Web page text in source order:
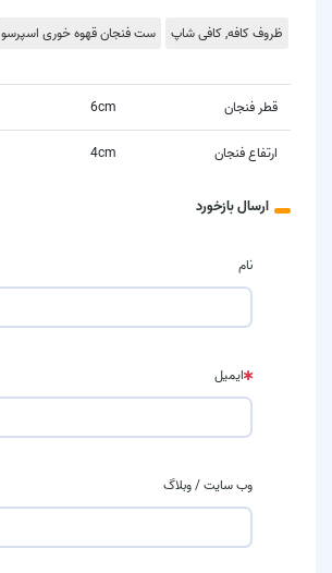
ظروف کافه, کافی شاپ ست فنجان قهوه خوری اسپرسو
قطر فنجان 6cm
ارتفاع فنجان 4cm
ارسال بازخورد
نام
ایمیل
وب سایت / وبلاگ